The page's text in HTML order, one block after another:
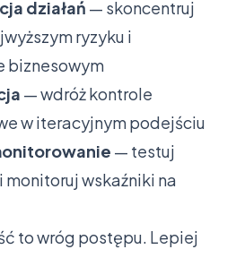
działań — skoncentruj
ryzyku i
biznesowym
— wdróż kontrole
w iteracyjnym podejściu
— testuj
wskaźniki na
to wróg postępu. Lepiej